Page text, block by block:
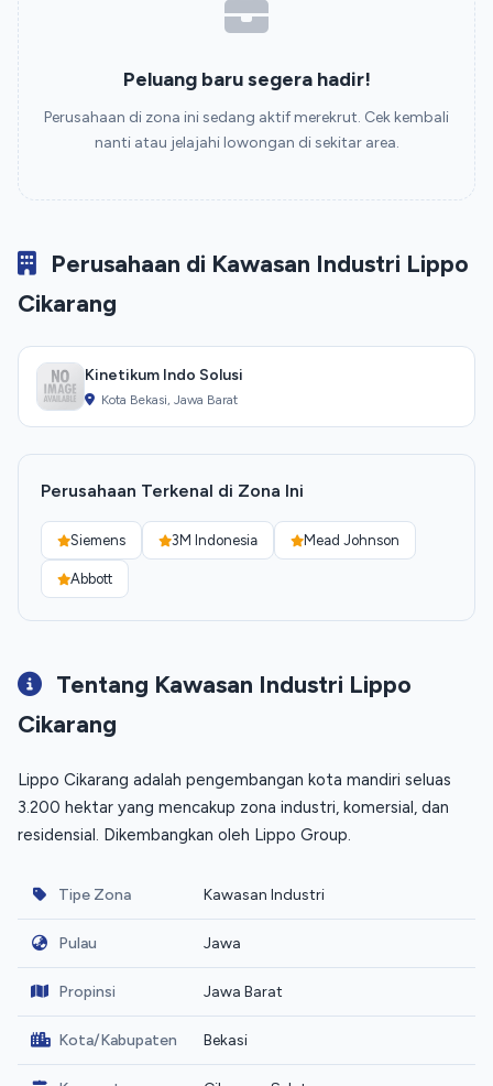
Peluang baru segera hadir!
Perusahaan di zona ini sedang aktif merekrut. Cek kembali
nanti atau jelajahi lowongan di sekitar area.
Perusahaan di Kawasan Industri Lippo
Cikarang
Kinetikum Indo Solusi
Kota Bekasi, Jawa Barat
Perusahaan Terkenal di Zona Ini
Siemens 3M Indonesia Mead Johnson
Abbott
Tentang Kawasan Industri Lippo
Cikarang
Lippo Cikarang adalah pengembangan kota mandiri seluas
3.200 hektar yang mencakup zona industri, komersial, dan
residensial. Dikembangkan oleh Lippo Group.
Tipe Zona Kawasan Industri
Pulau Jawa
Propinsi Jawa Barat
Kota/Kabupaten Bekasi